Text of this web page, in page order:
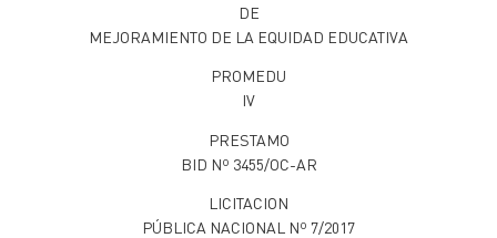
DE
MEJORAMIENTO DE LA EQUIDAD EDUCATIVA
PROMEDU
IV
PRESTAMO
BID Nº 3455/OC-AR
LICITACION
PÚBLICA NACIONAL Nº 7/2017